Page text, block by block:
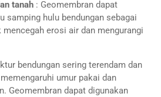
tanah: Geomembran dapat
samping hulu bendungan sebagai
mencegah erosi air dan mengurangi
bendungan sering terendam dan
umur pakai dan
Geomembran dapat digunakan